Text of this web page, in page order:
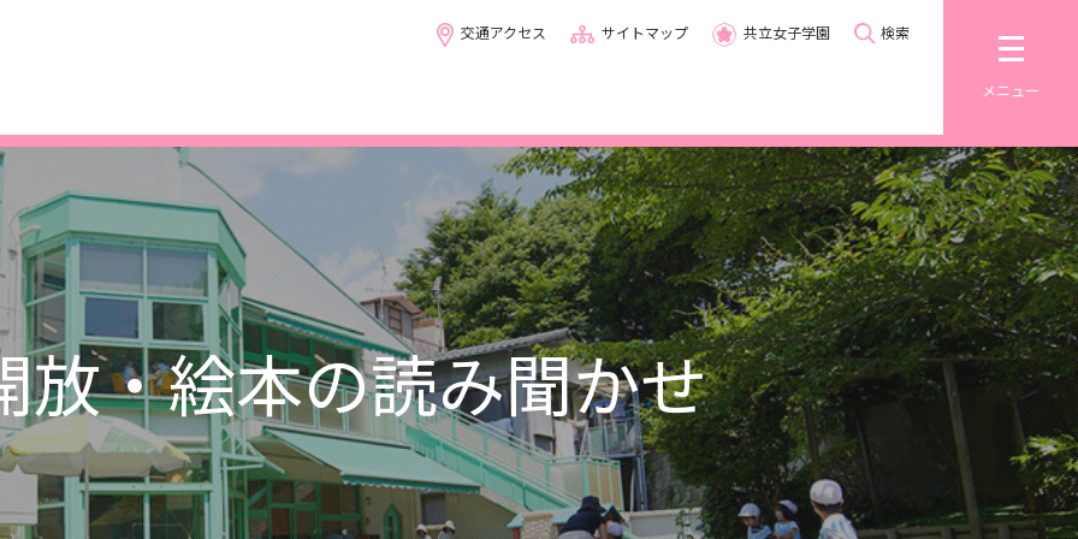
メニュー
検索
交通アクセス サイトマップ 共立女子学園
放・絵本の読み聞かせ